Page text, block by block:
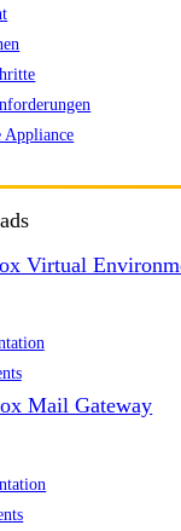
Virtual
Mail Gateway